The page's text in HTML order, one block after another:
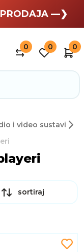
—❯ —❯
0 0 0
i video sustavi
sortiraj